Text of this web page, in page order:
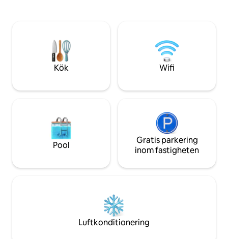
har ett välutrustat pentry med
barkylskåp, brödrost, mikrovågsugn och
Nespresso-maskin. En lätt kontinental
frukost tillhandahålls samt
samt massor av gatuparkering.
(Observera att pentryt inte har
matlagningsmöjligheter förutom vad
som anges ovan). Loftet är separat från
huvudhuset men vi kommer alltid att
eventuella frågor du kan tänkas ha.
grannskap. Adelaide CBD, Magill Road
och Norwood Parade ligger också i
närheten, medan en kort bilresa når
vingårdarna och restaurangerna i
glada atmosfär
som hemma i
oas.
Kök Wifi
Pool
Gratis parkering
inom fastigheten
Luftkonditionering